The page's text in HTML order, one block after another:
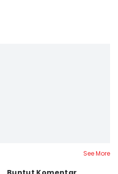
See More